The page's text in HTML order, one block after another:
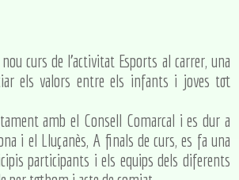
curs de l'activitat Esports al carrer, una
els valors entre els infants i joves tot
amb el Consell Comarcal i es dur a
i el Lluçanès, A finals de curs, es fa una
participants i els equips dels diferents